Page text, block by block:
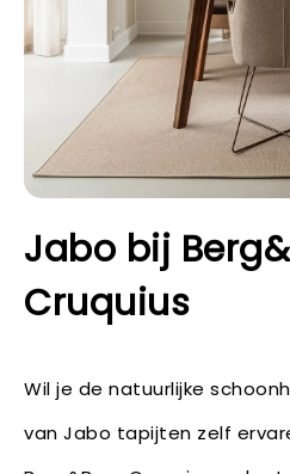
Jabo bij
Cruquius
Wil je de natuurlijke
van Jabo tapijten zelf